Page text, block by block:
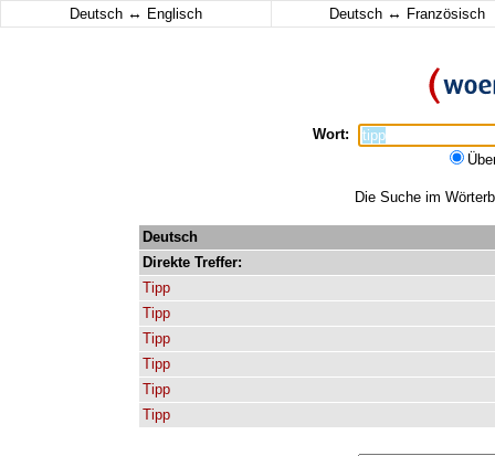
Deutsch ↔ Englisch Deutsch ↔ Französisch
Wort:
Die Suche im
Deutsch
Direkte Treffer:
Tipp
Tipp
Tipp
Tipp
Tipp
Tipp